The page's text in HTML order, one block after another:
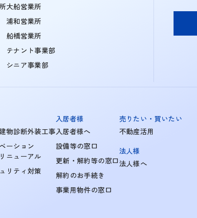
大船営業所
浦和営業所
船橋営業所
テナント事業部
シニア事業部
物診断外装工事
ーション
ニューアル
リティ対策
入居者様
入居者様へ
設備等の窓口
更新・解約等の窓口
解約のお手続き
事業用物件の窓口
売りたい・買いたい
不動産活用
法人様
法人様へ